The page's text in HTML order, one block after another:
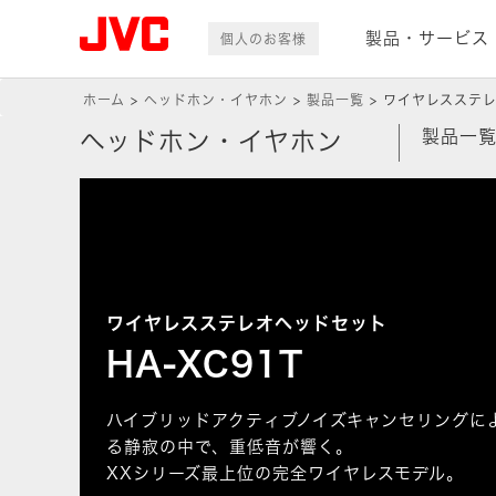
個人のお客様 製品・サービス
ホーム ヘッドホン・イヤホン 製品一覧 ワイヤレスステ
ヘッドホン・イヤホン 製品一覧
ワイヤレスステレオヘッドセット
HA-XC91T
ハイブリッドアクティブノイズキャンセリングに
る静寂の中で、重低音が響く。
XXシリーズ最上位の完全ワイヤレスモデル。